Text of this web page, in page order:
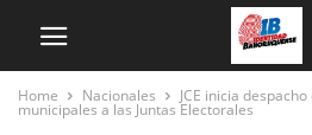
Home Nacionales JCE inicia
municipales a las Juntas Electorales